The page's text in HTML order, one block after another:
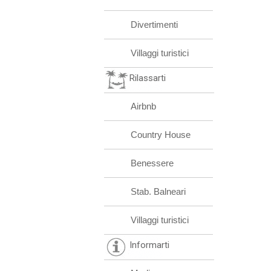
Divertimenti
Villaggi turistici
Rilassarti
Airbnb
Country House
Benessere
Stab. Balneari
Villaggi turistici
Informarti